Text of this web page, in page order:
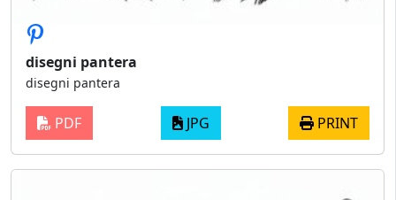
disegni pantera
disegni pantera
PDF JPG PRINT